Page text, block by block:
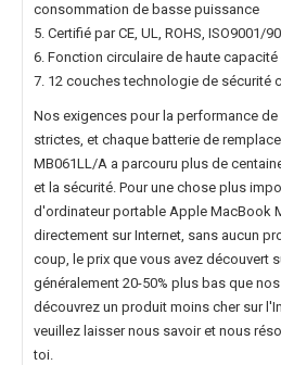
consommation de basse puissance
5. Certifié par CE, UL, ROHS, ISO9001/
6. Fonction circulaire de haute
7. 12 couches technologie de sécurité
Nos exigences pour la performance
strictes, et chaque batterie de
MB061LL/A a parcouru plus de
et la sécurité. Pour une chose plus
d'ordinateur portable Apple MacBook
directement sur Internet, sans aucun
coup, le prix que vous avez découvert
généralement 20-50% plus bas que
découvrez un produit moins cher sur
veuillez laisser nous savoir et nous
toi.